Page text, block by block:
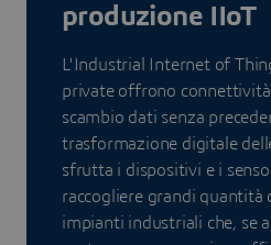
produzione IIoT
L'Industrial Internet of
private offrono
scambio dati senza
trasformazione digitale
sfrutta i dispositivi e i
raccogliere grandi quantità
impianti industriali che, se